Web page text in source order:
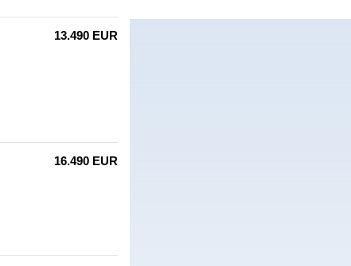
13.490 EUR
16.490 EUR